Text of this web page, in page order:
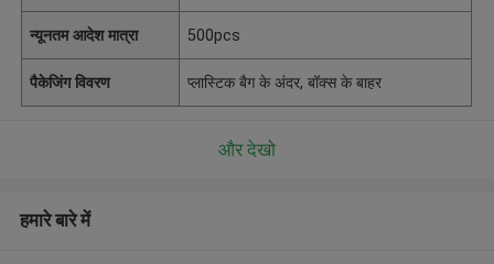
न्यूनतम आदेश मात्रा 500pcs
पैकेजिंग विवरण प्लास्टिक बैग के अंदर, बॉक्स के बाहर
और देखो
हमारे बारे में